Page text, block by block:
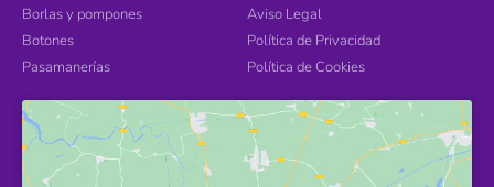
Borlas y pompones
Botones
Pasamanerías
Aviso Legal
Política de Privacidad
Política de Cookies